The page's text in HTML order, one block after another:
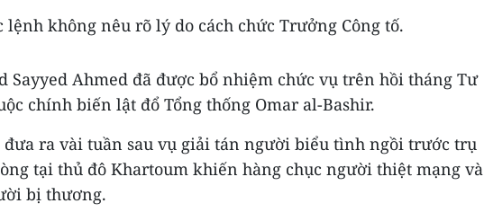
lệnh không nêu rõ lý do cách chức Trưởng Công tố.
Sayyed Ahmed đã được bổ nhiệm chức vụ trên hồi tháng Tư
chính biến lật đổ Tổng thống Omar al-Bashir.
đưa ra vài tuần sau vụ giải tán người biểu tình ngồi trước trụ
tại thủ đô Khartoum khiến hàng chục người thiệt mạng và
bị thương.